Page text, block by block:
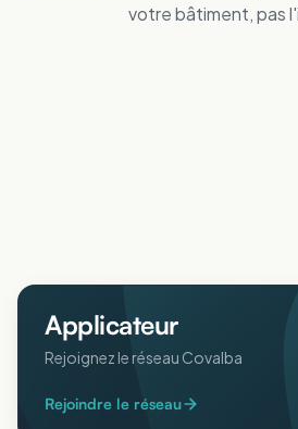
votre bâtiment, pas
Tertiaire
Applicateur
Rejoignez le réseau Covalba
Rejoindre le réseau